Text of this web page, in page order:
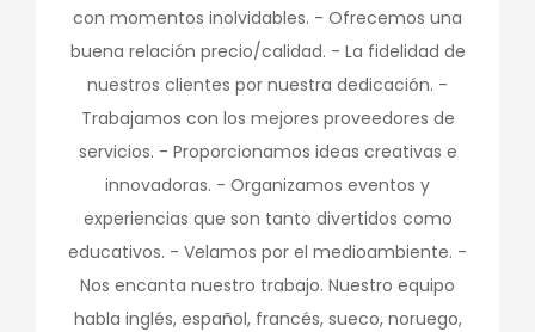
con momentos inolvidables. - Ofrecemos una
buena relación precio/calidad. - La fidelidad de
nuestros clientes por nuestra dedicación. -
Trabajamos con los mejores proveedores de
servicios. - Proporcionamos ideas creativas e
innovadoras. - Organizamos eventos y
experiencias que son tanto divertidos como
educativos. - Velamos por el medioambiente. -
Nos encanta nuestro trabajo. Nuestro equipo
habla inglés, español, francés, sueco, noruego,